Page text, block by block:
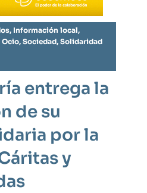
, Información local,
Ocio,Sociedad,Solidaridad
entrega la
de su
por la
y